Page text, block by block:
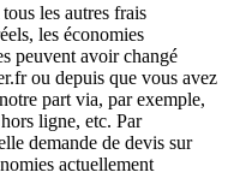
les autres frais
les économies
peuvent avoir changé
ou depuis que vous avez
part via, par exemple,
ligne, etc. Par
demande de devis sur
actuellement